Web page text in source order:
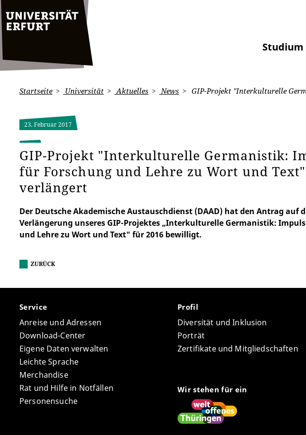
Studium
Startseite Universität Aktuelles News GIP-Projekt "Interkulturelle
23. Februar 2017
GIP-Projekt "Interkulturelle Germanistik:
für Forschung und Lehre zu Wort und Text"
verlängert
Der Deutsche Akademische Austauschdienst (DAAD) hat den Antrag auf
Verlängerung unseres GIP-Projektes „Interkulturelle Germanistik:
und Lehre zu Wort und Text" für 2016 bewilligt.
ZURÜCK
Service
Anreise und Adressen
Download-Center
Eigene Daten verwalten
Leichte Sprache
Merchandise
Rat und Hilfe in Notfällen
Personensuche
Profil
Diversität und Inklusion
Porträt
Zertifikate und Mitgliedschaften
Wir stehen für ein